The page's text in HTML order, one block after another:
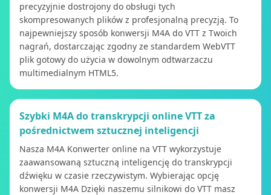
precyzyjnie dostrojony do obsługi tych
skompresowanych plików z profesjonalną precyzją. To
najpewniejszy sposób konwersji M4A do VTT z Twoich
nagrań, dostarczając zgodny ze standardem WebVTT
plik gotowy do użycia w dowolnym odtwarzaczu
multimedialnym HTML5.
Szybki M4A do transkrypcji online VTT za
pośrednictwem sztucznej inteligencji
Nasza M4A Konwerter online na VTT wykorzystuje
zaawansowaną sztuczną inteligencję do transkrypcji
dźwięku w czasie rzeczywistym. Wybierając opcję
konwersji M4A Dzięki naszemu silnikowi do VTT masz